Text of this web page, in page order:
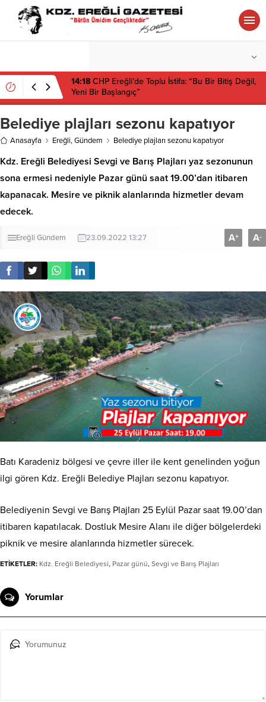
14:18 CHP Ereğli’de Toplu İstifa: “Bu Bir Bitiş Değil,
Yeni Bir Başlangıç”
Belediye plajları sezonu kapatıyor
Anasayfa Ereğli,Gündem Belediye plajları sezonu kapatıyor
Kdz. Ereğli Belediyesi Sevgi ve Barış Plajları yaz sezonunun
sona ermesi nedeniyle Pazar günü saat 19.00’dan itibaren
kapanacak. Mesire ve piknik alanlarında hizmetler devam
edecek.
Ereğli Gündem 23.09.2022 13:27 A+ A-
Batı Karadeniz bölgesi ve çevre iller ile kent genelinden yoğun
ilgi gören Kdz. Ereğli Belediye Plajları sezonu kapatıyor.
Belediyenin Sevgi ve Barış Plajları 25 Eylül Pazar saat 19.00’dan
itibaren kapatılacak. Dostluk Mesire Alanı ile diğer bölgelerdeki
piknik ve mesire alanlarında hizmetler sürecek.
ETİKETLER: Kdz. Ereğli Belediyesi, Pazar günü, Sevgi ve Barış Plajları
Yorumlar